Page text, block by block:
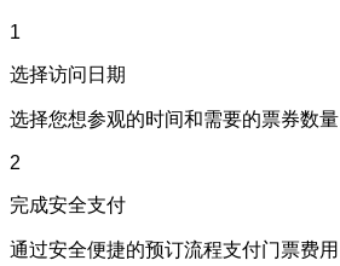
1
选择访问日期
选择您想参观的时间和需要的票券数量
2
完成安全支付
通过安全便捷的预订流程支付门票费用